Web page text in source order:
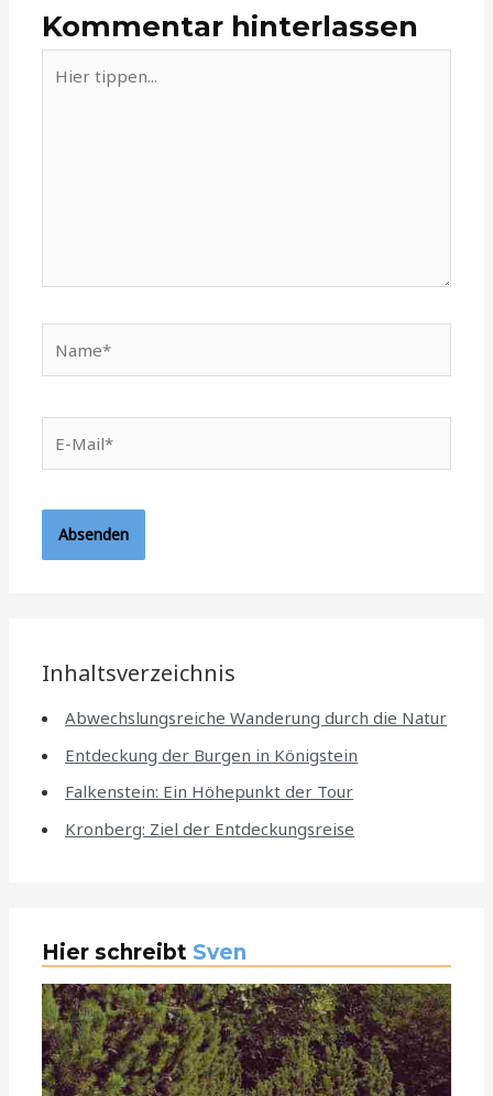
Kommentar hinterlassen
tippen...
Mail*
Inhaltsverzeichnis
Abwechslungsreiche Wanderung durch die Natur
Entdeckung der Burgen in Königstein
Falkenstein: Ein Höhepunkt der Tour
Kronberg: Ziel der Entdeckungsreise
Hier schreibt Sven